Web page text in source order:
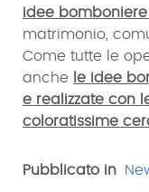
idee
matrimonio,
Come tutte le
anche
le idee
e realizzate con
coloratissime
Pubblicato in